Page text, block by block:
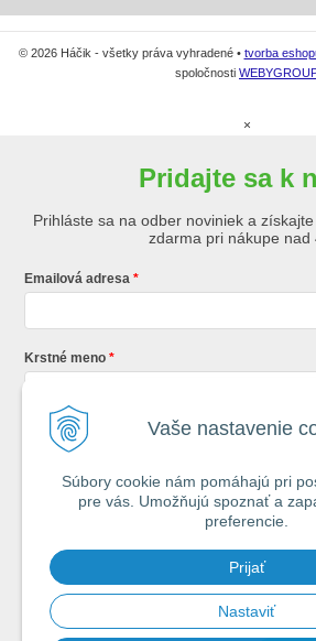
Vaše nastavenie
Súbory cookie nám pomáhajú pri
pre vás. Umožňujú spoznať a
preferencie.
Prijať
Nastaviť
© 2026 Háčik - všetky práva vyhradené • tvorba
spoločnosti
×
Pridajte sa k
Prihláste sa na odber noviniek a
zdarma pri nákupe nad
Emailová adresa
Krstné meno
Registráciou súhlasíte so
Každý týždeň si od nás nájdete v schránke :
akčná ponuka. 1x mesačne prehľad nových
Ochrana vašich osobných údajov je pre nás
našimi zásadami spracovania osobných údajov